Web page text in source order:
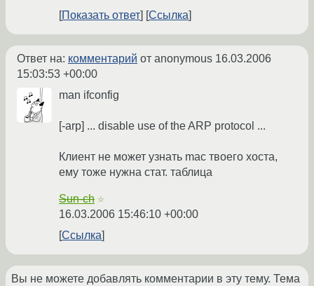
Показать ответ
Ссылка
Ответ на: комментарий от anonymous 16.03.2006
15:03:53 +00:00
man ifconfig
[-arp] ... disable use of the ARP protocol ...
Клиент не может узнать mac твоего хоста,
ему тоже нужна стат. таблица
Sun-ch ☆
16.03.2006 15:46:10 +00:00
Ссылка
Вы не можете добавлять комментарии в эту тему. Тема